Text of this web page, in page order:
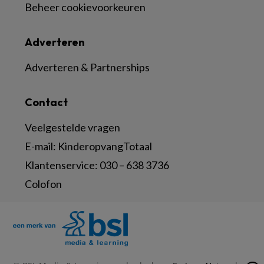
Contact
Veelgestelde vragen
E-mail: KinderopvangTotaal
Klantenservice: 030 – 638 3736
Colofon
Adverteren
Adverteren & Partnerships
Beheer cookievoorkeuren